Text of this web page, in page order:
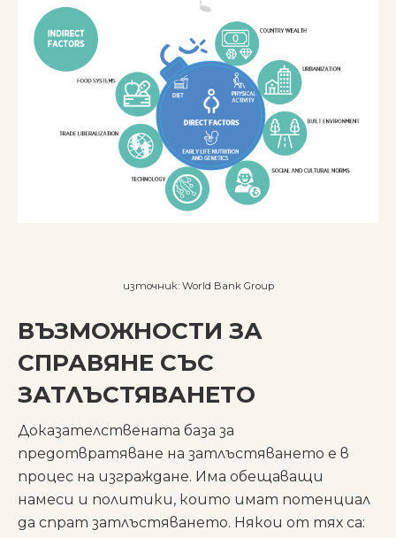
източник: World Bank Group
ВЪЗМОЖНОСТИ ЗА
СПРАВЯНЕ СЪС
ЗАТЛЪСТЯВАНЕТО
Доказателствената база за
предотвратяване на затлъстяването е в
процес на изграждане. Има обещаващи
намеси и политики, които имат потенциал
да спрат затлъстяването. Някои от тях са: